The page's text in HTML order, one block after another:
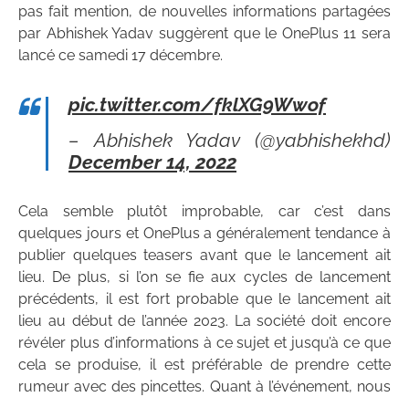
pas fait mention, de nouvelles informations partagées
par Abhishek Yadav suggèrent que le OnePlus 11 sera
lancé ce samedi 17 décembre.
pic.twitter.com/fklXG9Wwof
– Abhishek Yadav (@yabhishekhd)
December 14, 2022
Cela semble plutôt improbable, car c’est dans
quelques jours et OnePlus a généralement tendance à
publier quelques teasers avant que le lancement ait
lieu. De plus, si l’on se fie aux cycles de lancement
précédents, il est fort probable que le lancement ait
lieu au début de l’année 2023. La société doit encore
révéler plus d’informations à ce sujet et jusqu’à ce que
cela se produise, il est préférable de prendre cette
rumeur avec des pincettes. Quant à l’événement, nous